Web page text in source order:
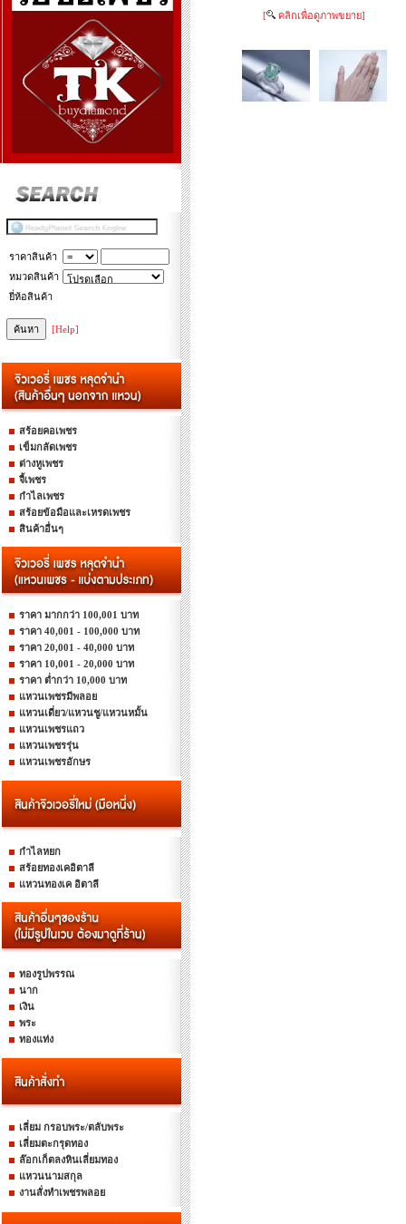
ราคาสินค้า
หมวดสินค้า
ยี่ห้อสินค้า
[Help]
สร้อยคอเพชร
เข็มกลัดเพชร
ต่างหูเพชร
จี้เพชร
กำไลเพชร
สร้อยข้อมือและเหรดเพชร
สินค้าอื่นๆ
ราคา มากกว่า 100,001 บาท
ราคา 40,001 - 100,000 บาท
ราคา 20,001 - 40,000 บาท
ราคา 10,001 - 20,000 บาท
ราคา ต่ำกว่า 10,000 บาท
แหวนเพชรมีพลอย
แหวนเดี่ยว/แหวนชู/แหวนหมั้น
แหวนเพชรแถว
แหวนเพชรรุ่น
แหวนเพชรอักษร
กำไลหยก
สร้อยทองเคอิตาลี
แหวนทองเค อิตาลี
ทองรูปพรรณ
นาก
เงิน
พระ
ทองแท่ง
เลี่ยม กรอบพระ/ตลับพระ
เลี่ยมตะกรุดทอง
ล๊อกเก็ตลงหินเลี่ยมทอง
แหวนนามสกุล
งานสั่งทำเพชรพลอย
[ คลิกเพื่อดูภาพขยาย]